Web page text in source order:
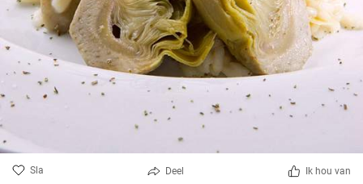
Sla Deel Ik hou van